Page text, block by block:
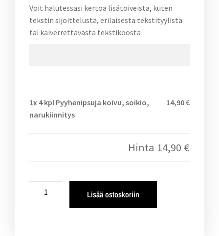
Voit halutessasi kertoa lisätoiveista, kuten
tekstin sijoittelusta, erilaisesta tekstityylistä
tai kaiverrettavasta tekstikoosta
1x 4 kpl Pyyhenipsuja koivu, soikio,
narukiinnitys
14,90 €
Hinta 14,90 €
Lisää ostoskoriin